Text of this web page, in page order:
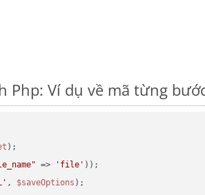
Php: Ví dụ về mã từng
=> 'file'
, $saveOptions